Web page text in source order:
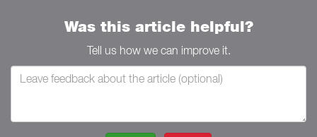
Was this article helpful?
Tell us how we can improve it.